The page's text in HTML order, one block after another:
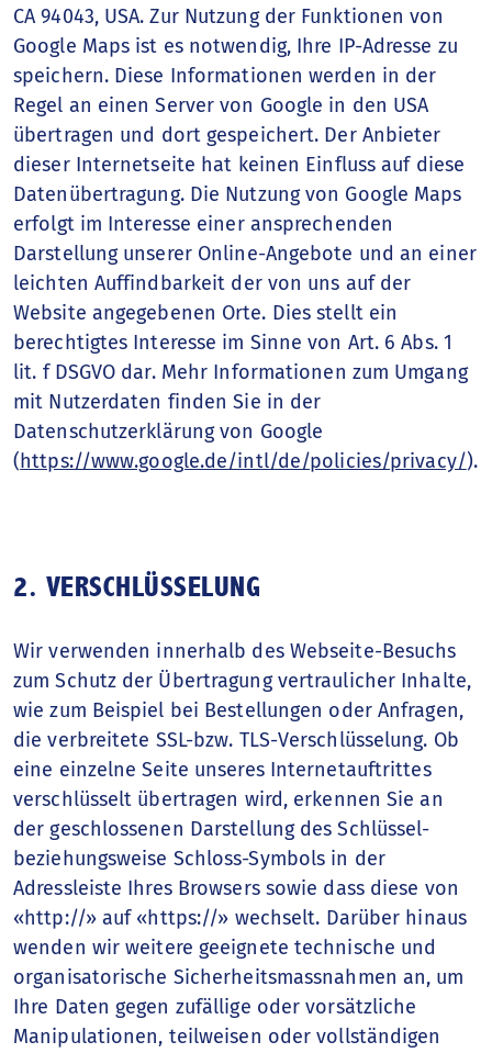
CA 94043, USA. Zur Nutzung der Funktionen von
Google Maps ist es notwendig, Ihre IP-Adresse zu
speichern. Diese Informationen werden in der
Regel an einen Server von Google in den USA
übertragen und dort gespeichert. Der Anbieter
dieser Internetseite hat keinen Einfluss auf diese
Datenübertragung. Die Nutzung von Google Maps
erfolgt im Interesse einer ansprechenden
Darstellung unserer Online-Angebote und an einer
leichten Auffindbarkeit der von uns auf der
Website angegebenen Orte. Dies stellt ein
berechtigtes Interesse im Sinne von Art. 6 Abs. 1
lit. f DSGVO dar. Mehr Informationen zum Umgang
mit Nutzerdaten finden Sie in der
Datenschutzerklärung von Google
(https://www.google.de/intl/de/policies/privacy/).
2. VERSCHLÜSSELUNG
Wir verwenden innerhalb des Webseite-Besuchs
zum Schutz der Übertragung vertraulicher Inhalte,
wie zum Beispiel bei Bestellungen oder Anfragen,
die verbreitete SSL-bzw. TLS-Verschlüsselung. Ob
eine einzelne Seite unseres Internetauftrittes
verschlüsselt übertragen wird, erkennen Sie an
der geschlossenen Darstellung des Schlüssel-
beziehungsweise Schloss-Symbols in der
Adressleiste Ihres Browsers sowie dass diese von
«http://» auf «https://» wechselt. Darüber hinaus
wenden wir weitere geeignete technische und
organisatorische Sicherheitsmassnahmen an, um
Ihre Daten gegen zufällige oder vorsätzliche
Manipulationen, teilweisen oder vollständigen